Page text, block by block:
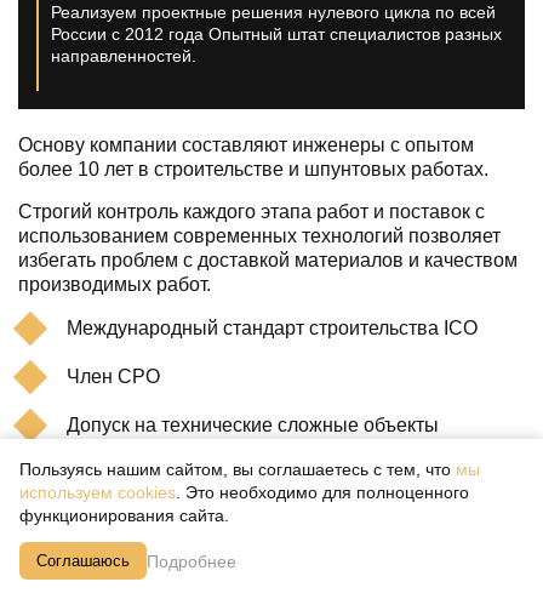
Реализуем проектные решения нулевого цикла по всей
России с 2012 года Опытный штат специалистов разных
направленностей.
Основу компании составляют инженеры с опытом
более 10 лет в строительстве и шпунтовых работах.
Строгий контроль каждого этапа работ и поставок с
использованием современных технологий позволяет
избегать проблем с доставкой материалов и качеством
производимых работ.
Международный стандарт строительства ICO
Член СРО
Допуск на технические сложные объекты
Подробнее
Пользуясь нашим сайтом, вы соглашаетесь с тем, что мы
используем cookies . Это необходимо для полноценного
функционирования сайта.
Соглашаюсь Подробнее